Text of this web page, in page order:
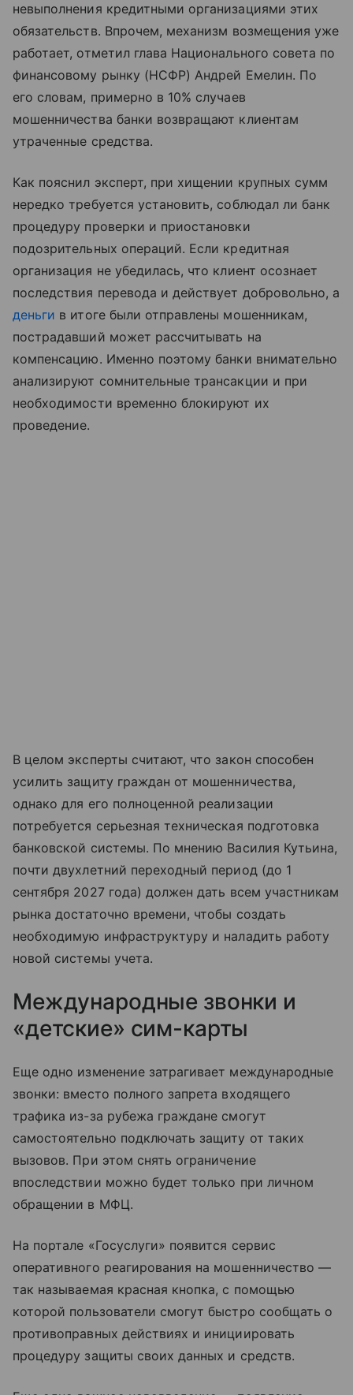
невыполнения кредитными организациями этих
обязательств. Впрочем, механизм возмещения уже
работает, отметил глава Национального совета по
финансовому рынку (НСФР) Андрей Емелин. По
его словам, примерно в 10% случаев
мошенничества банки возвращают клиентам
утраченные средства.
Как пояснил эксперт, при хищении крупных сумм
нередко требуется установить, соблюдал ли банк
процедуру проверки и приостановки
подозрительных операций. Если кредитная
организация не убедилась, что клиент осознает
последствия перевода и действует добровольно, а
деньги в итоге были отправлены мошенникам,
пострадавший может рассчитывать на
компенсацию. Именно поэтому банки внимательно
анализируют сомнительные трансакции и при
необходимости временно блокируют их
проведение.
В целом эксперты считают, что закон способен
усилить защиту граждан от мошенничества,
однако для его полноценной реализации
потребуется серьезная техническая подготовка
банковской системы. По мнению Василия Кутьина,
почти двухлетний переходный период (до 1
сентября 2027 года) должен дать всем участникам
рынка достаточно времени, чтобы создать
необходимую инфраструктуру и наладить работу
новой системы учета.
Международные звонки и
«детские» сим-карты
Еще одно изменение затрагивает международные
звонки: вместо полного запрета входящего
трафика из-за рубежа граждане смогут
самостоятельно подключать защиту от таких
вызовов. При этом снять ограничение
впоследствии можно будет только при личном
обращении в МФЦ.
На портале «Госуслуги» появится сервис
оперативного реагирования на мошенничество —
так называемая красная кнопка, с помощью
которой пользователи смогут быстро сообщать о
противоправных действиях и инициировать
процедуру защиты своих данных и средств.